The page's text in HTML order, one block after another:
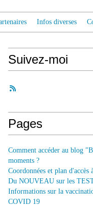
Infos diverses
Suivez-moi
Pages
Comment accéder au blog
moments ?
Coordonnées et plan
Du NOUVEAU sur les
Informations sur la
COVID 19